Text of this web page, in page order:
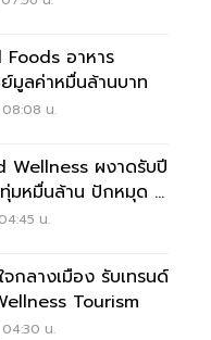
อาหาร
มูลค่าหมื่นล้านบาท
น.
Wellness ผงาดรับปี
มหมื่นล้าน ปักหมุด 7
น.
กลางเมือง รับเทรนด์
Tourism
น.